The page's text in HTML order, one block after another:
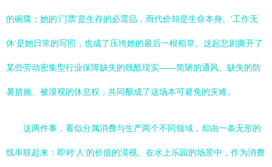
的碗碟；她的‘门票’是生存的必需品，而代价却是生命本身。‘工作无
休’是她日常的写照，也成了压垮她的最后一根稻草。这起悲剧撕开了
某些劳动密集型行业保障缺失的残酷现实——简陋的通风、缺失的防
暑措施、被漠视的休息权，共同酿成了这场本可避免的灾难。
这两件事，看似分属消费与生产两个不同领域，却由一条无形的
线串联起来：即对‘人’的价值的漠视。在水上乐园的场景中，作为消费